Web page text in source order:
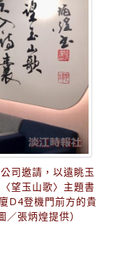
司邀請，以遠眺玉
望玉山歌〉主題書
D4登機門前方的貴
張炳煌提供）